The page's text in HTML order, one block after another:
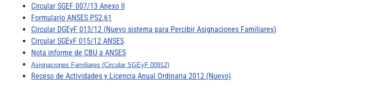
Circular SGEF 007/13 Anexo II
Formulario ANSES PS2.61
Circular DGEyF 013/12 (Nuevo sistema para Percibir Asignaciones Familiares)
Circular SGEyF 015/12 ANSES
Nota informe de CBU a ANSES
Asignaciones Familiares (Circular SGEyF 00912)
Receso de Actividades y Licencia Anual Ordinaria 2012 (Nuevo)